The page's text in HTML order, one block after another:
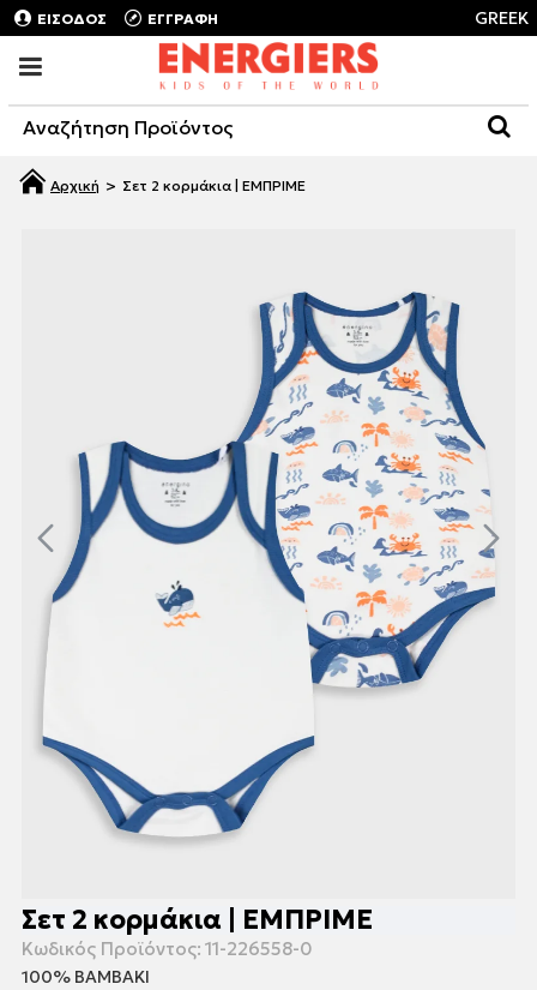
ΕΙΣΟΔΟΣ ΕΓΓΡΑΦΗ GREEK
Σετ 2 κορμάκια | ΕΜΠΡΙΜΕ
Σετ 2 κορμάκια | ΕΜΠΡΙΜΕ
Κωδικός Προϊόντος: 11-226558-0
100% ΒΑΜΒΑΚΙ